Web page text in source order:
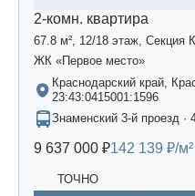
2-комн. квартира
67.8 м², 12/18 этаж, Секция
ЖК «Первое место»
Краснодарский край,
23:43:0415001:1596
Знаменский 3-й проезд ·
9 637 000 ₽142 139 ₽/м²
ТОЧНО